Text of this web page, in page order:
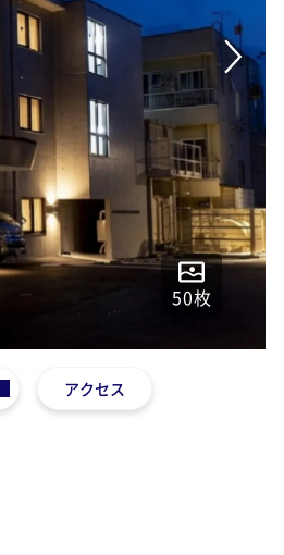
50枚
アクセス